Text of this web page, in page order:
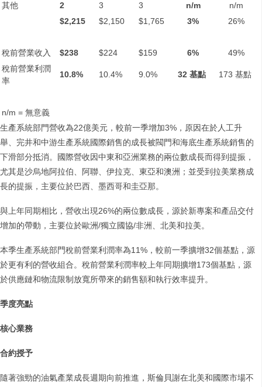
其他
2 3 3 n/m
n/m
$2,215
$2,150 $1,765 3% 26%
稅前營業收入 $238 $224 $159 6%
49%
稅前營業利潤
率
10.8% 10.4% 9.0% 32 基點 173 基點
n/m = 無意義
生產系統部門營收為22億美元，較前一季增加3%，原因在於人工升
舉、完井和中游生產系統國際銷售的成長被閥門和海底生產系統銷售的
下滑部分抵消。國際營收因中東和亞洲業務的兩位數成長而得到提振，
尤其是沙烏地阿拉伯、阿聯、伊拉克、東亞和澳洲；並受到拉美業務成
長的提振，主要位於巴西、墨西哥和圭亞那。
與上年同期相比，營收出現26%的兩位數成長，源於新專案和產品交付
增加的帶動，主要位於歐洲/獨立國協/非洲、北美和拉美。
本季生產系統部門稅前營業利潤率為11%，較前一季擴增32個基點，源
於更有利的營收組合。稅前營業利潤率較上年同期擴增173個基點，源
於供應鏈和物流限制放寬所帶來的銷售額和執行效率提升。
季度亮點
核心業務
合約授予
隨著強勁的油氣產業成長週期向前推進，斯倫貝謝在北美和國際市場不